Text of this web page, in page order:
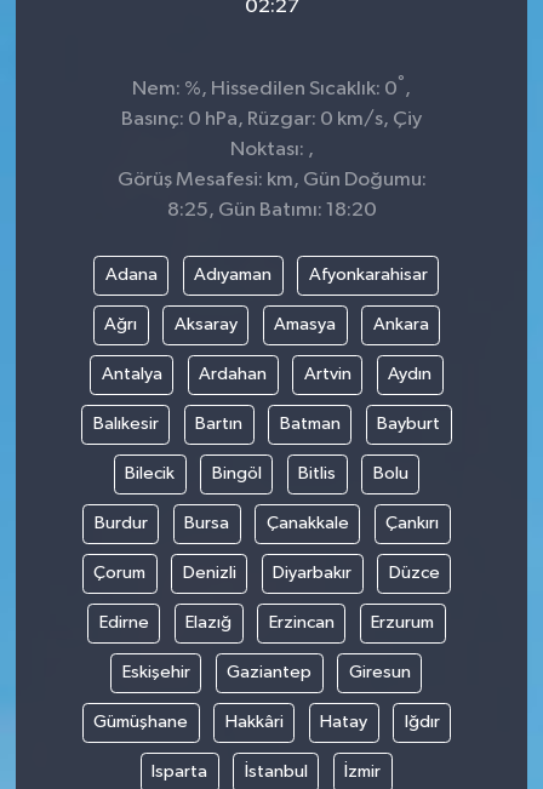
02:27
Nem: %, Hissedilen Sıcaklık: 0° ,
Basınç: 0 hPa, Rüzgar: 0 km/s, Çiy
Noktası: ,
Görüş Mesafesi: km, Gün Doğumu:
8:25, Gün Batımı: 18:20
Adana Adıyaman Afyonkarahisar
Ağrı Aksaray Amasya Ankara
Antalya Ardahan Artvin Aydın
Balıkesir Bartın Batman Bayburt
Bilecik Bingöl Bitlis Bolu
Burdur Bursa Çanakkale Çankırı
Çorum Denizli Diyarbakır Düzce
Edirne Elazığ Erzincan Erzurum
Eskişehir Gaziantep Giresun
Gümüşhane Hakkâri Hatay Iğdır
Isparta İstanbul İzmir